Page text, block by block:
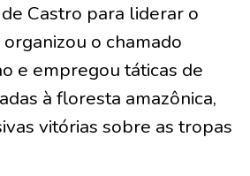
Castro para liderar o
o chamado
e empregou táticas de
à floresta amazônica,
vitórias sobre as tropas